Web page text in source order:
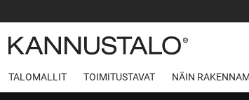
TALOMALLIT TOIMITUSTAVAT NÄIN